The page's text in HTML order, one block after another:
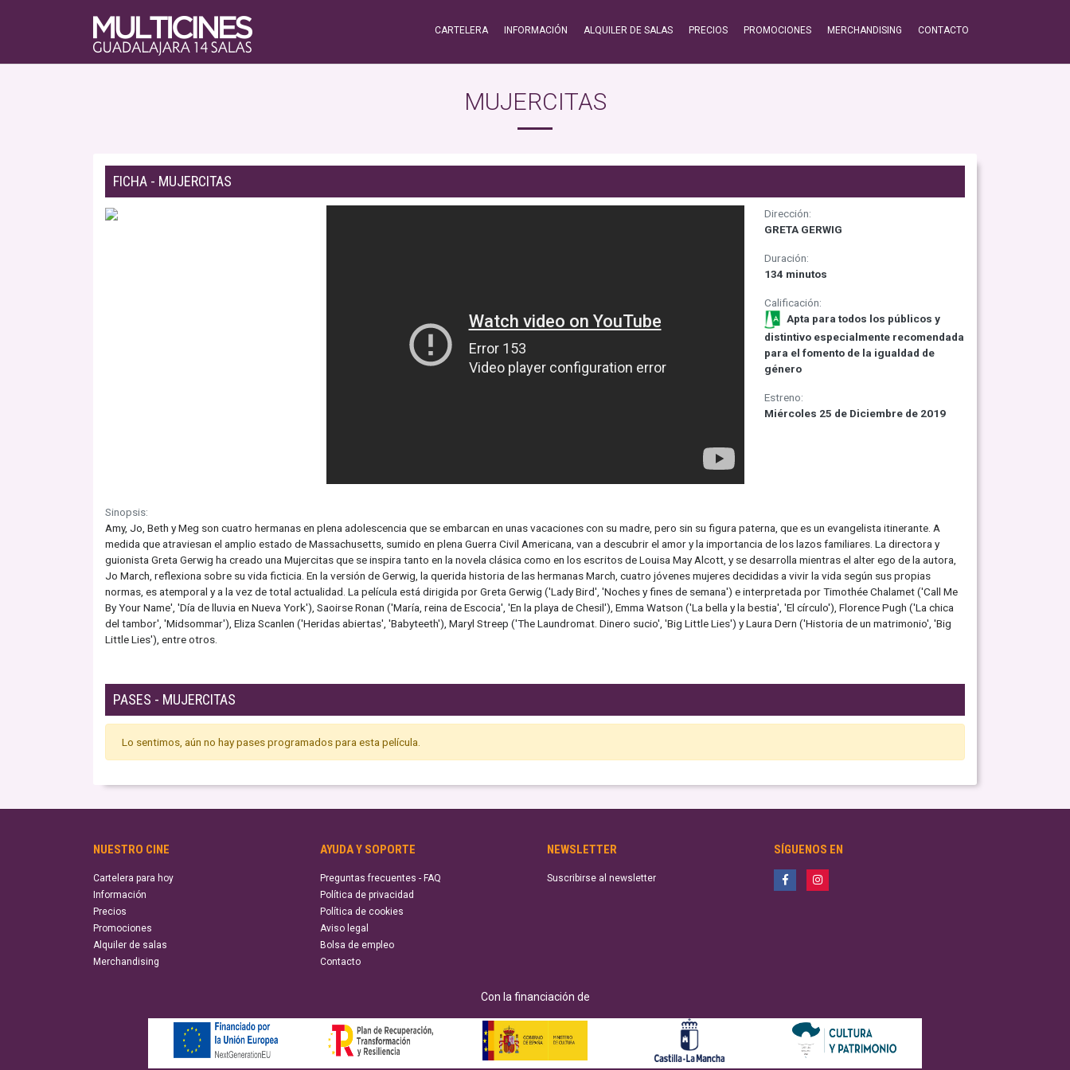
CARTELERA INFORMACIÓN ALQUILER DE SALAS PRECIOS PROMOCIONES MERCHANDISING CONTACTO
MUJERCITAS
FICHA - MUJERCITAS
Dirección:
GRETA GERWIG
Duración:
134 minutos
Calificación:
Apta para todos los públicos y
distintivo especialmente recomendada
para el fomento de la igualdad de
género
Estreno:
Miércoles 25 de Diciembre de 2019
Sinopsis:
Amy, Jo, Beth y Meg son cuatro hermanas en plena adolescencia que se embarcan en unas vacaciones con su madre, pero sin su figura paterna, que es un evangelista itinerante. A
medida que atraviesan el amplio estado de Massachusetts, sumido en plena Guerra Civil Americana, van a descubrir el amor y la importancia de los lazos familiares. La directora y
guionista Greta Gerwig ha creado una Mujercitas que se inspira tanto en la novela clásica como en los escritos de Louisa May Alcott, y se desarrolla mientras el alter ego de la autora,
Jo March, reflexiona sobre su vida ficticia. En la versión de Gerwig, la querida historia de las hermanas March, cuatro jóvenes mujeres decididas a vivir la vida según sus propias
normas, es atemporal y a la vez de total actualidad. La película está dirigida por Greta Gerwig ('Lady Bird', 'Noches y fines de semana') e interpretada por Timothée Chalamet ('Call Me
By Your Name', 'Día de lluvia en Nueva York'), Saoirse Ronan ('María, reina de Escocia', 'En la playa de Chesil'), Emma Watson ('La bella y la bestia', 'El círculo'), Florence Pugh ('La chica
del tambor', 'Midsommar'), Eliza Scanlen ('Heridas abiertas', 'Babyteeth'), Maryl Streep ('The Laundromat. Dinero sucio', 'Big Little Lies') y Laura Dern ('Historia de un matrimonio', 'Big
Little Lies'), entre otros.
PASES - MUJERCITAS
Lo sentimos, aún no hay pases programados para esta película.
NUESTRO CINE
Cartelera para hoy
Información
Precios
Promociones
Alquiler de salas
Merchandising
AYUDA Y SOPORTE
Preguntas frecuentes - FAQ
Política de privacidad
Política de cookies
Aviso legal
Bolsa de empleo
Contacto
NEWSLETTER
Suscribirse al newsletter
SÍGUENOS EN
Con la financiación de